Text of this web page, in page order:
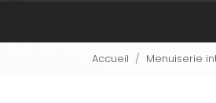
Accueil Menuiserie